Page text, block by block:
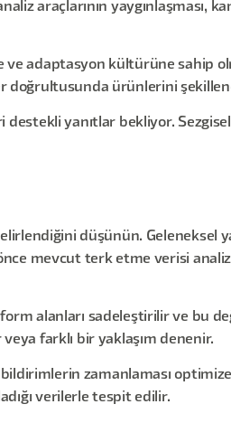
araçlarının yaygınlaşması,
ve adaptasyon kültürüne sahip
doğrultusunda ürünlerini
destekli yanıtlar bekliyor.
düşünün. Geleneksel
mevcut terk etme verisi
alanları sadeleştirilir ve bu
farklı bir yaklaşım denenir.
zamanlaması optimize
verilerle tespit edilir.